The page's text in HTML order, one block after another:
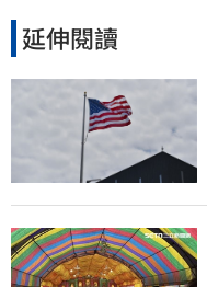
延伸閱讀